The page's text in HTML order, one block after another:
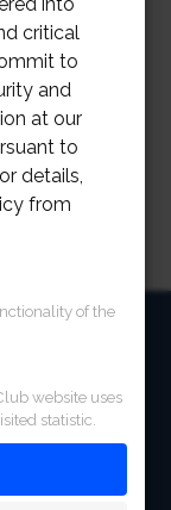
AUGUST
critical
to
and
at our
to
details,
from
of the
website uses
statistic.